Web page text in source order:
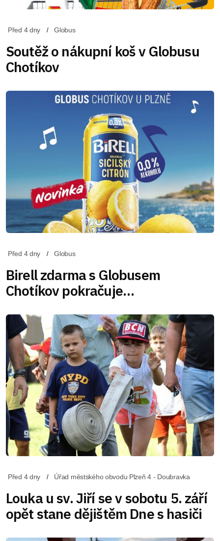
Před 4 dny Globus
Soutěž o nákupní koš v Globusu
Chotíkov
Před 4 dny Globus
Birell zdarma s Globusem
Chotíkov pokračuje…
Před 4 dny Úřad městského obvodu Plzeň 4 - Doubravka
Louka u sv. Jiří se v sobotu 5. září
opět stane dějištěm Dne s hasiči